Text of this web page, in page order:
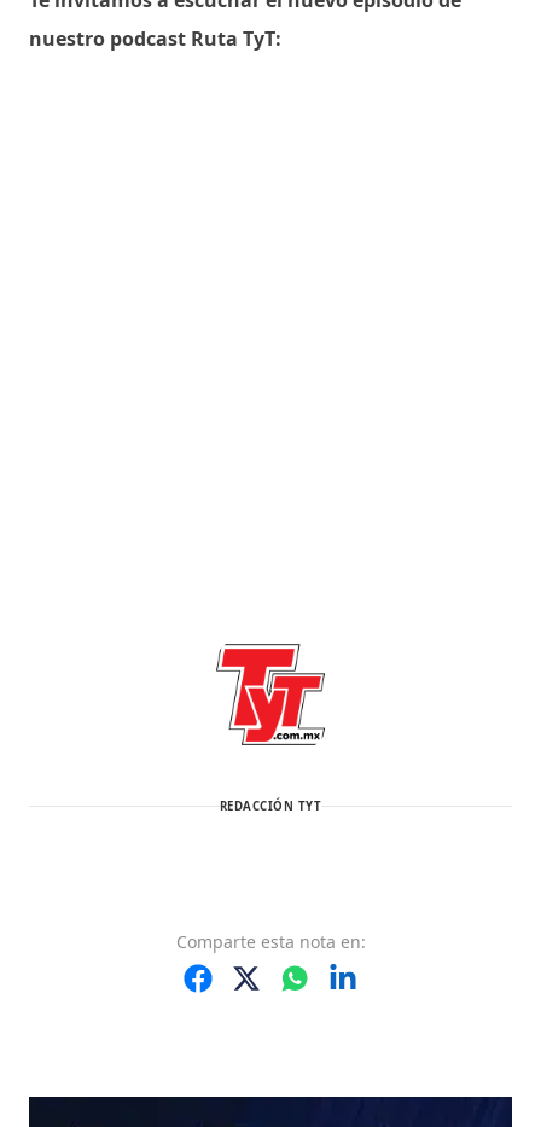
nuestro podcast Ruta TyT:
REDACCIÓN TYT
Comparte esta nota en: